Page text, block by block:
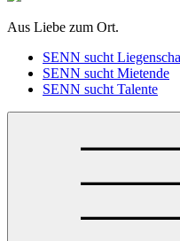
Aus Liebe zum Ort.
SENN sucht
SENN sucht Mietende
SENN sucht Talente